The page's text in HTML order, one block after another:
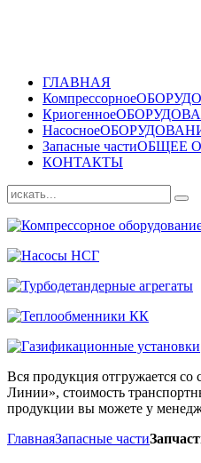
ГЛАВНАЯ
Компрессорное
Криогенное
Насосное
Запасные частиОБЩЕЕ
КОНТАКТЫ
Вся продукция отгружается
Линии», стоимость
продукции вы можете у
ГлавнаяЗапасные части